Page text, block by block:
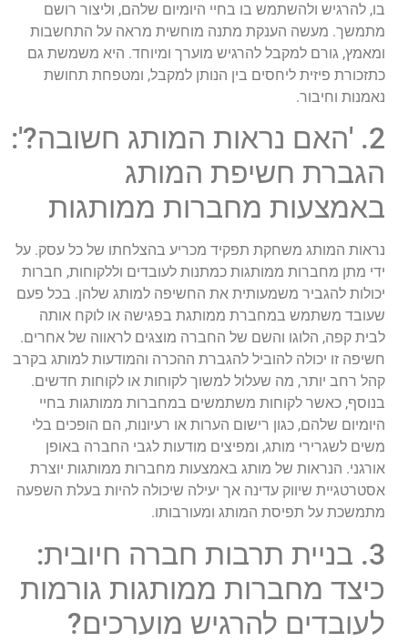
בו, להרגיש ולהשתמש בו בחיי היומיום שלהם, וליצור רושם
מתמשך. מעשה הענקת מתנה מוחשית מראה על התחשבות
ומאמץ, גורם למקבל להרגיש מוערך ומיוחד. היא משמשת גם
כתזכורת פיזית ליחסים בין הנותן למקבל, ומטפחת תחושת
נאמנות וחיבור.
2. 'האם נראות המותג חשובה?':
הגברת חשיפת המותג
באמצעות מחברות ממותגות
נראות המותג משחקת תפקיד מכריע בהצלחתו של כל עסק. על
ידי מתן מחברות ממותגות כמתנות לעובדים וללקוחות, חברות
יכולות להגביר משמעותית את החשיפה למותג שלהן. בכל פעם
שעובד משתמש במחברת ממותגת בפגישה או לוקח אותה
לבית קפה, הלוגו והשם של החברה מוצגים לראווה של אחרים.
חשיפה זו יכולה להוביל להגברת ההכרה והמודעות למותג בקרב
קהל רחב יותר, מה שעלול למשוך לקוחות או לקוחות חדשים.
בנוסף, כאשר לקוחות משתמשים במחברות ממותגות בחיי
היומיום שלהם, כגון רישום הערות או רעיונות, הם הופכים בלי
משים לשגרירי מותג, ומפיצים מודעות לגבי החברה באופן
אורגני. הנראות של מותג באמצעות מחברות ממותגות יוצרת
אסטרטגיית שיווק עדינה אך יעילה שיכולה להיות בעלת השפעה
מתמשכת על תפיסת המותג ומעורבותו.
3. בניית תרבות חברה חיובית:
כיצד מחברות ממותגות גורמות
לעובדים להרגיש מוערכים?